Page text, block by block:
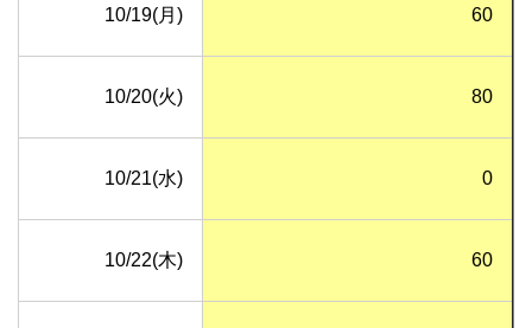
10/19(月) 60
10/20(火) 80
10/21(水) 0
10/22(木) 60